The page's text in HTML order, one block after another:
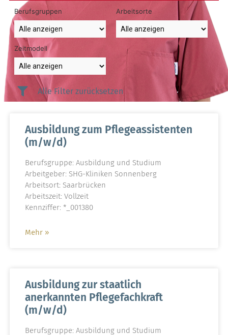
Berufsgruppen Arbeitsorte
Zeitmodell
Alle Filter zurücksetzen
Ausbildung zum Pflegeassistenten
(m/w/d)
Berufsgruppe: Ausbildung und Studium
Arbeitgeber: SHG-Kliniken Sonnenberg
Arbeitsort: Saarbrücken
Arbeitszeit: Vollzeit
Kennziffer: *_001380
Mehr »
Ausbildung zur staatlich
anerkannten Pflegefachkraft
(m/w/d)
Berufsgruppe: Ausbildung und Studium